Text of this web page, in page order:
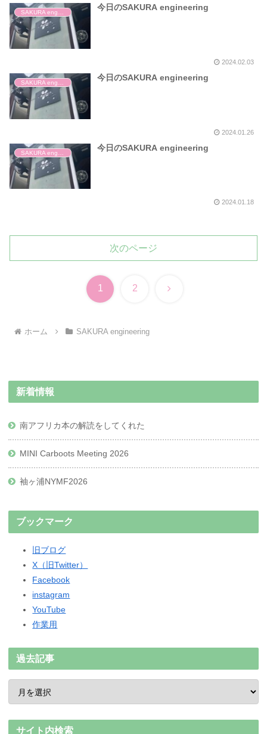
今日のSAKURA engineering
2024.02.03
今日のSAKURA engineering
2024.01.26
今日のSAKURA engineering
2024.01.18
次のページ
1 2 次
ホーム SAKURA engineering
新着情報
南アフリカ本の解読をしてくれた
MINI Carboots Meeting 2026
袖ヶ浦NYMF2026
ブックマーク
旧ブログ
X（旧Twitter）
Facebook
instagram
YouTube
作業用
過去記事
サイト内検索